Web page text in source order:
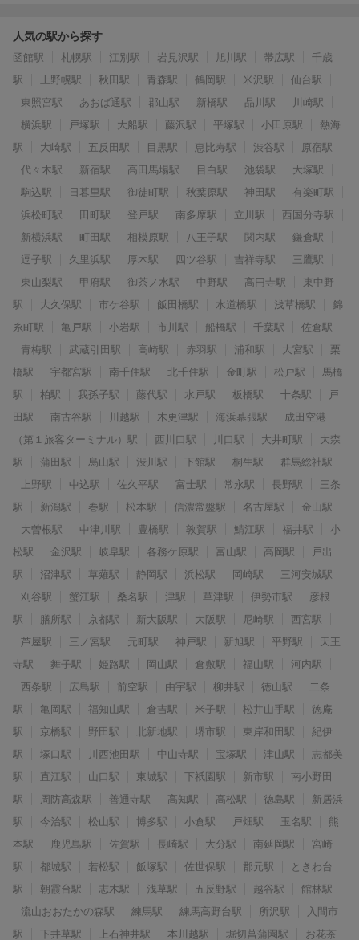
人気の駅から探す
函館駅 札幌駅 江別駅 岩見沢駅 旭川駅 帯広駅
千歳
駅
上野幌駅 秋田駅 青森駅 鶴岡駅 米沢駅
仙台駅
東照宮駅
あおば通駅 郡山駅 新橋駅 品川駅
川崎駅
横浜駅
戸塚駅 大船駅 藤沢駅 平塚駅 小田原駅
熱海
駅
大崎駅 五反田駅 目黒駅 恵比寿駅 渋谷駅
原宿駅
代々木駅
新宿駅 高田馬場駅 目白駅 池袋駅
大塚駅
駒込駅
日暮里駅 御徒町駅 秋葉原駅 神田駅
有楽町駅
浜松町駅
田町駅 登戸駅 南多摩駅 立川駅
西国分寺駅
新横浜駅
町田駅 相模原駅 八王子駅 関内駅
鎌倉駅
逗子駅
久里浜駅 厚木駅 四ツ谷駅 吉祥寺駅
三鷹駅
東山梨駅
甲府駅 御茶ノ水駅 中野駅 高円寺駅
東中野
駅
大久保駅 市ケ谷駅 飯田橋駅 水道橋駅 浅草橋駅
錦
糸町駅
亀戸駅 小岩駅 市川駅 船橋駅 千葉駅
佐倉駅
青梅駅
武蔵引田駅 高崎駅 赤羽駅 浦和駅 大宮駅
栗
橋駅
宇都宮駅 南千住駅 北千住駅 金町駅 松戸駅
馬橋
駅
柏駅 我孫子駅 藤代駅 水戸駅 板橋駅 十条駅
戸
田駅
南古谷駅 川越駅 木更津駅 海浜幕張駅
成田空港
（第１旅客ターミナル）駅
西川口駅 川口駅 大井町駅
大森
駅
蒲田駅 烏山駅 渋川駅 下館駅 桐生駅
群馬総社駅
上野駅
中込駅 佐久平駅 富士駅 常永駅 長野駅
三条
駅
新潟駅 巻駅 松本駅 信濃常盤駅 名古屋駅
金山駅
大曽根駅
中津川駅 豊橋駅 敦賀駅 鯖江駅 福井駅
小
松駅
金沢駅 岐阜駅 各務ケ原駅 富山駅 高岡駅
戸出
駅
沼津駅 草薙駅 静岡駅 浜松駅 岡崎駅
三河安城駅
刈谷駅
蟹江駅 桑名駅 津駅 草津駅 伊勢市駅
彦根
駅
膳所駅 京都駅 新大阪駅 大阪駅 尼崎駅
西宮駅
芦屋駅
三ノ宮駅 元町駅 神戸駅 新旭駅 平野駅
天王
寺駅
舞子駅 姫路駅 岡山駅 倉敷駅 福山駅
河内駅
西条駅
広島駅 前空駅 由宇駅 柳井駅 徳山駅
二条
駅
亀岡駅 福知山駅 倉吉駅 米子駅 松井山手駅
徳庵
駅
京橋駅 野田駅 北新地駅 堺市駅 東岸和田駅
紀伊
駅
塚口駅 川西池田駅 中山寺駅 宝塚駅 津山駅
志都美
駅
直江駅 山口駅 東城駅 下祇園駅 新市駅
南小野田
駅
周防高森駅 善通寺駅 高知駅 高松駅 徳島駅
新居浜
駅
今治駅 松山駅 博多駅 小倉駅 戸畑駅 玉名駅
熊
本駅
鹿児島駅 佐賀駅 長崎駅 大分駅 南延岡駅
宮崎
駅
都城駅 若松駅 飯塚駅 佐世保駅 郡元駅
ときわ台
駅
朝霞台駅 志木駅 浅草駅 五反野駅 越谷駅
館林駅
流山おおたかの森駅
練馬駅 練馬高野台駅 所沢駅
入間市
駅
下井草駅 上石神井駅 本川越駅 堀切菖蒲園駅 お花茶